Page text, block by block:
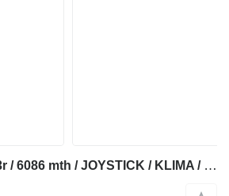
Volvo BL 71 B 2013r / 6086 mth / JOYSTICK / KLIMA / SZYBKOZŁĄ 6964